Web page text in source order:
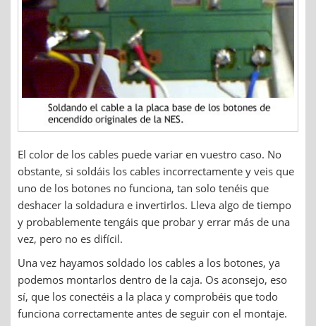
El color de los cables puede variar en vuestro caso. No
obstante, si soldáis los cables incorrectamente y veis que
uno de los botones no funciona, tan solo tenéis que
deshacer la soldadura e invertirlos. Lleva algo de tiempo
y probablemente tengáis que probar y errar más de una
vez, pero no es difícil.
Una vez hayamos soldado los cables a los botones, ya
podemos montarlos dentro de la caja. Os aconsejo, eso
sí, que los conectéis a la placa y comprobéis que todo
funciona correctamente antes de seguir con el montaje.